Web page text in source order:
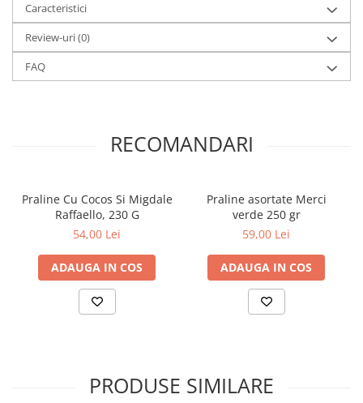
Caracteristici
Review-uri(0)
FAQ
RECOMANDARI
Praline Cu Cocos Si Migdale
Raffaello, 230 G
54,00 Lei
ADAUGA IN COS
Praline asortate Merci
verde 250 gr
59,00 Lei
ADAUGA IN COS
PRODUSE SIMILARE